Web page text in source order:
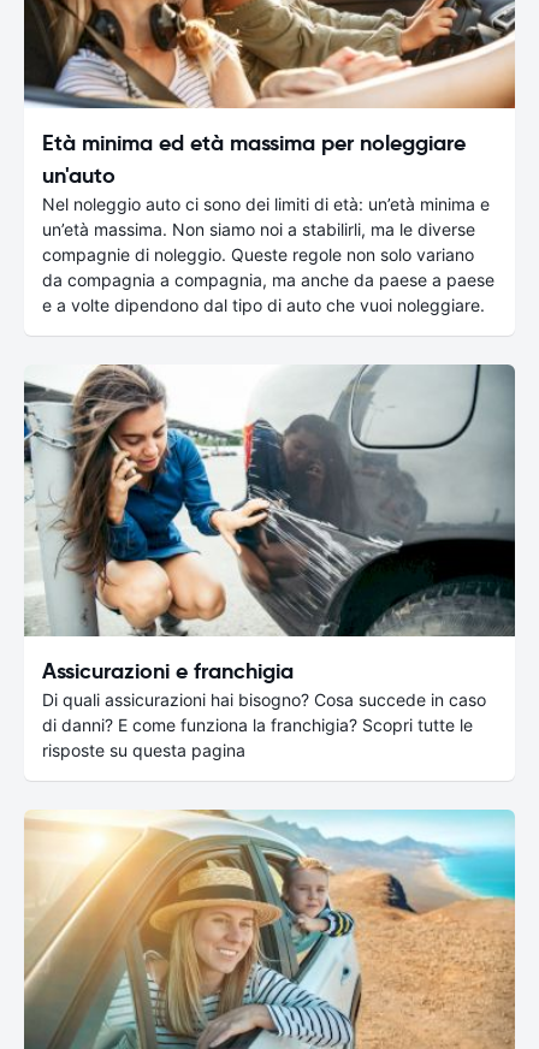
Età minima ed età massima per noleggiare
un'auto
Nel noleggio auto ci sono dei limiti di età: un’età minima e
un’età massima. Non siamo noi a stabilirli, ma le diverse
compagnie di noleggio. Queste regole non solo variano
da compagnia a compagnia, ma anche da paese a paese
e a volte dipendono dal tipo di auto che vuoi noleggiare.
Assicurazioni e franchigia
Di quali assicurazioni hai bisogno? Cosa succede in caso
di danni? E come funziona la franchigia? Scopri tutte le
risposte su questa pagina